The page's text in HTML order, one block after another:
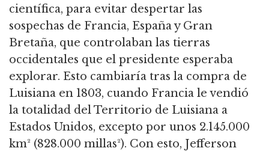
científica, para evitar despertar las
sospechas de Francia, España y Gran
Bretaña, que controlaban las tierras
occidentales que el presidente esperaba
explorar. Esto cambiaría tras la compra de
Luisiana en 1803, cuando Francia le vendió
la totalidad del Territorio de Luisiana a
Estados Unidos, excepto por unos 2.145.000
km² (828.000 millas²). Con esto, Jefferson